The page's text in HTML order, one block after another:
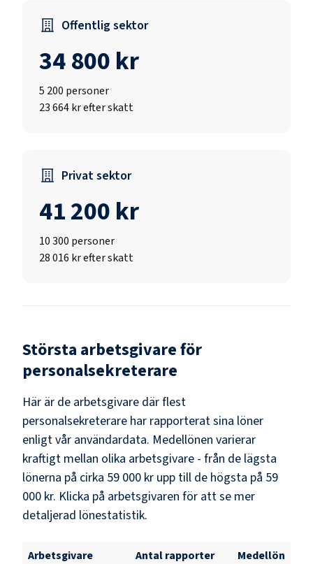
Offentlig sektor
34 800 kr
5 200 personer
23 664 kr efter skatt
Privat sektor
41 200 kr
10 300 personer
28 016 kr efter skatt
Största arbetsgivare för
personalsekreterare
Här är de arbetsgivare där flest
personalsekreterare har rapporterat sina löner
enligt vår användardata. Medellönen varierar
kraftigt mellan olika arbetsgivare - från de lägsta
lönerna på cirka 59 000 kr upp till de högsta på 59
000 kr. Klicka på arbetsgivaren för att se mer
detaljerad lönestatistik.
Arbetsgivare Antal rapporter
Medellön